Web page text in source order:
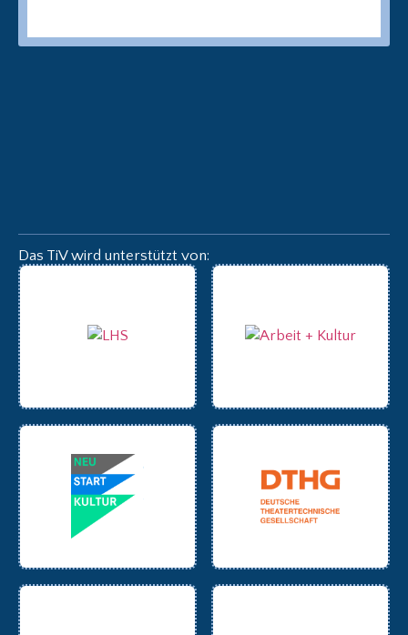
Das TiV wird unterstützt von: